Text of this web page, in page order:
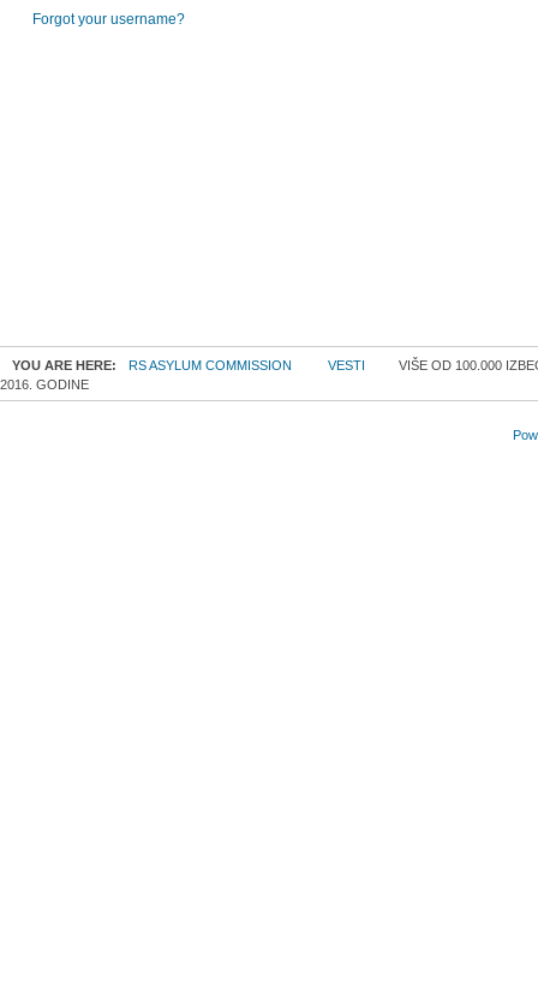
Forgot your username?
YOU ARE HERE: RS ASYLUM COMMISSION VESTI
VIŠE OD 100.000
2016. GODINE